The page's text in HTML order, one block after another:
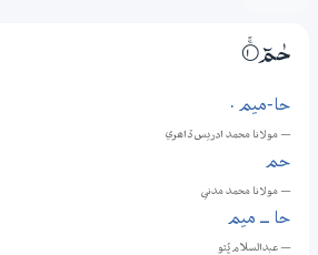
حٰـمۗ 1‏۝ۚ
حا-ميم .
— مولانا محمد ادريس ڏاھري
حم
— مولانا محمد مدني
حا ــ ميم
— عبدالسلام ڀُٽو